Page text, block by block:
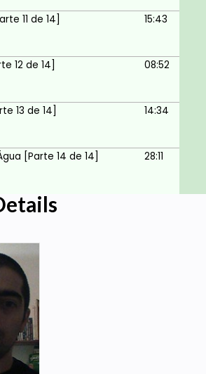
do PDF
básicos sobre Python
(recomendado)
from Microsoft"
11 de 14] 15:43
12 de 14] 08:52
13 de 14] 14:34
[Parte 14 de 14] 28:11